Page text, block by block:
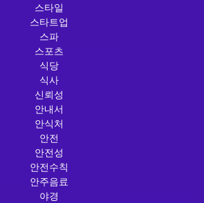
스타일
스타트업
스파
스포츠
식당
식사
신뢰성
안내서
안식처
안전
안전성
안전수칙
안주음료
야경